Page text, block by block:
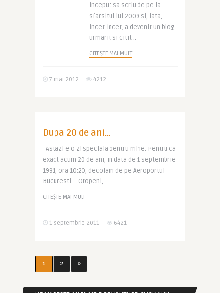
inceput sa scriu de pe la
sfarsitul lui 2009 si, iata,
incet-incet, a devenit un blog
urmarit si citit ..
CITEȘTE MAI MULT
7 mai 2012 4212
Dupa 20 de ani…
Astazi e o zi speciala pentru mine. Pentru ca
exact acum 20 de ani, in data de 1 septembrie
1991, ora 10:20, decolam de pe Aeroportul
Bucuresti – Otopeni, ..
CITEȘTE MAI MULT
1 septembrie 2011 6421
1 2 »